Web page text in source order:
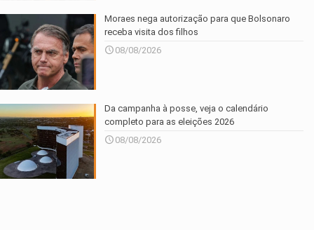
Moraes nega autorização para que Bolsonaro
receba visita dos filhos
08/08/2026
Da campanha à posse, veja o calendário
completo para as eleições 2026
08/08/2026